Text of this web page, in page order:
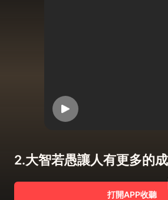
2.大智若愚讓人有更多的
打開APP收聽